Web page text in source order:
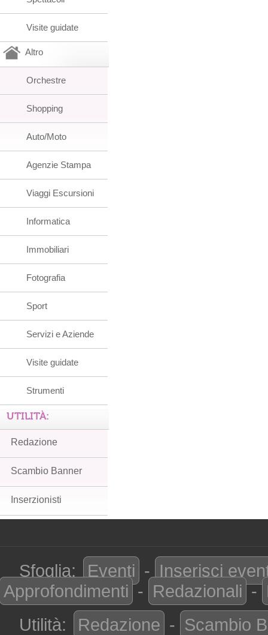
Visite guidate
Altro
Orchestre
Shopping
Auto/Moto
Agenzie Stampa
Viaggi Escursioni
Informatica
Immobiliari
Fotografia
Sport
Servizi e Aziende
Visite guidate
Strumenti
UTILITÀ:
Redazione
Scambio Banner
Inserzionisti
Sfoglia: Eventi - Inserisci
Approfondimenti - Redazionali -
Utilità:
Redazione - Scambio